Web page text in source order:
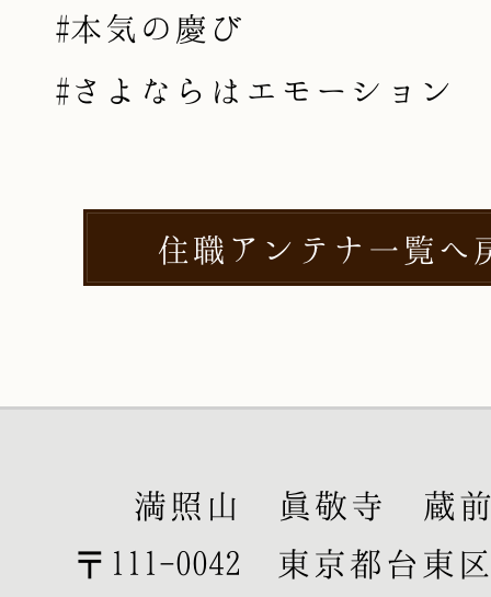
#本気の慶び
#さよならはエモーション
住職アンテナ一覧へ
満照山 眞敬寺 蔵
〒111-0042 東京都台東